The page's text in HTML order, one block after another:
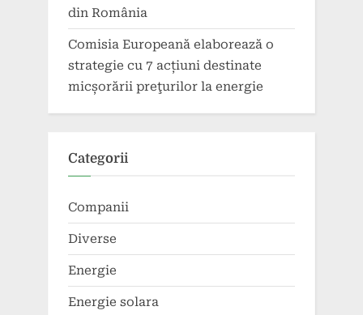
din România
Comisia Europeană elaborează o
strategie cu 7 acțiuni destinate
micșorării preţurilor la energie
Categorii
Companii
Diverse
Energie
Energie solara